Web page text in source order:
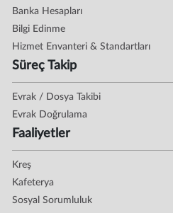
Banka Hesapları
Bilgi Edinme
Hizmet Envanteri & Standartları
Süreç Takip
Evrak / Dosya Takibi
Evrak Doğrulama
Faaliyetler
Kreş
Kafeterya
Sosyal Sorumluluk